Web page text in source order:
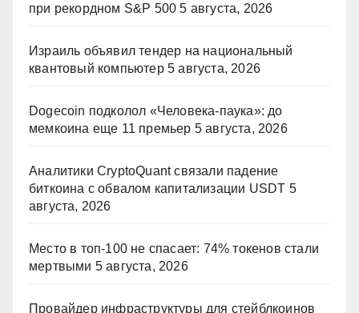
при рекордном S&P 500 5 августа, 2026
Израиль объявил тендер на национальный
квантовый компьютер 5 августа, 2026
Dogecoin подколол «Человека-паука»: до
мемкоина еще 11 премьер 5 августа, 2026
Аналитики CryptoQuant связали падение
биткоина с обвалом капитализации USDT 5
августа, 2026
Место в топ-100 не спасает: 74% токенов стали
мертвыми 5 августа, 2026
Провайдер инфраструктуры для стейблкоинов